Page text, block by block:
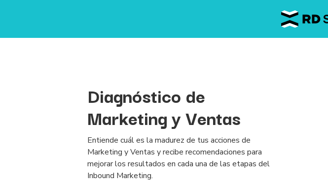
Diagnóstico de
Marketing y Ventas
Entiende cuál es la madurez de tus acciones de
Marketing y Ventas y recibe recomendaciones para
mejorar los resultados en cada una de las etapas del
Inbound Marketing.